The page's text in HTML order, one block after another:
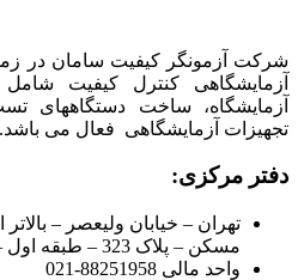
شرکت آزمونگر کیفیت سامان در
آزمایشگاهی کنترل کیفیت
آزمایشگاه، ساخت دستگاههای
تجهیزات آزمایشگاهی فعال می باشد.
دفتر مرکزی:
تهران – خیابان ولیعصر –
مسکن – پلاک 323 – طبقه اول – واحد B2
واحد مالی 88251958-021